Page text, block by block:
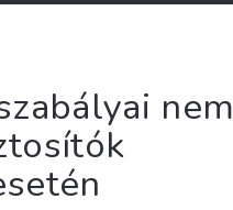
nem